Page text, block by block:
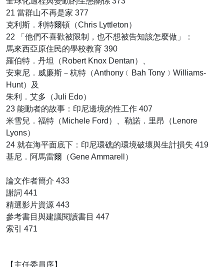
21 當群山不再是家 377
克利斯．利特爾頓（Chris Lyttleton）
22 「他們不喜歡被限制，也不想被告知該怎麼做」：
馬來西亞原住民的學校教育 390
羅伯特．丹坦（Robert Knox Dentan）、
安東尼．威廉斯－杭特（Anthony﹝Bah Tony﹞Williams-
Hunt）及
朱利．艾多（Juli Edo）
23 能動者的故事：印尼邊境的性工作 407
米雪兒．福特（Michele Ford）、勒諾．里昂（Lenore
Lyons）
24 就在海平面底下：印尼環礁的環境破壞與生計損失 419
基尼．阿馬雷爾（Gene Ammarell）
論文作者簡介 433
謝詞 441
精選影片資源 443
參考書目與建議閱讀書目 447
索引 471
【主任委員序】